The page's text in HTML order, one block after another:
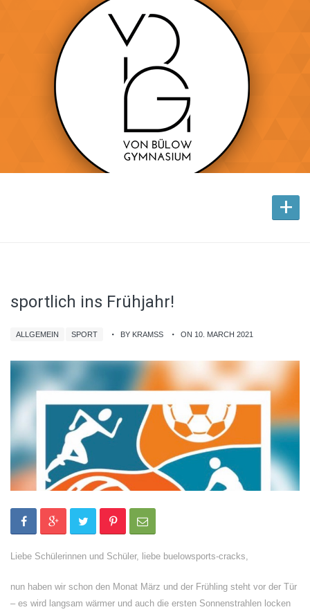
+
sportlich ins Frühjahr!
ALLGEMEIN SPORT BY KRAMSS ON 10. MARCH 2021
Liebe Schülerinnen und Schüler, liebe buelowsports-cracks,
nun haben wir schon den Monat März und der Frühling steht vor der Tür
– es wird langsam wärmer und auch die ersten Sonnenstrahlen locken